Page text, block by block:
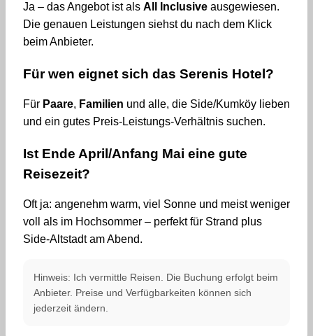
Ja – das Angebot ist als All Inclusive ausgewiesen.
Die genauen Leistungen siehst du nach dem Klick
beim Anbieter.
Für wen eignet sich das Serenis Hotel?
Für Paare, Familien und alle, die Side/Kumköy lieben
und ein gutes Preis-Leistungs-Verhältnis suchen.
Ist Ende April/Anfang Mai eine gute
Reisezeit?
Oft ja: angenehm warm, viel Sonne und meist weniger
voll als im Hochsommer – perfekt für Strand plus
Side-Altstadt am Abend.
Hinweis: Ich vermittle Reisen. Die Buchung erfolgt beim
Anbieter. Preise und Verfügbarkeiten können sich
jederzeit ändern.